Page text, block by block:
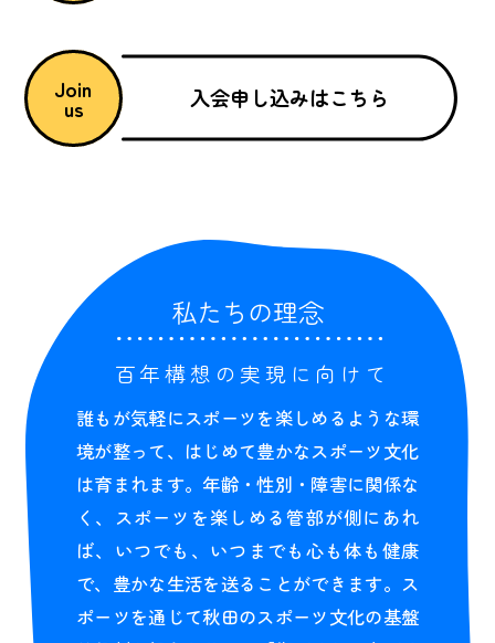
Join
us 入会申し込みはこちら
私たちの理念
百年構想の実現に向けて
誰もが気軽にスポーツを楽しめるような環
境が整って、はじめて豊かなスポーツ文化
は育まれます。年齢・性別・障害に関係な
く、スポーツを楽しめる管部が側にあれ
ば、いつでも、いつまでも心も体も健康
で、豊かな生活を送ることができます。ス
ポーツを通じて秋田のスポーツ文化の基盤